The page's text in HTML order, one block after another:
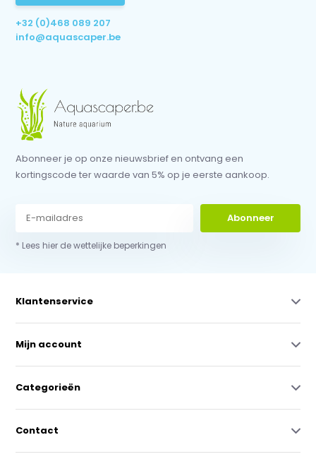
+32 (0)468 089 207
info@aquascaper.be
Abonneer je op onze nieuwsbrief en ontvang een
kortingscode ter waarde van 5% op je eerste aankoop.
Abonneer
* Lees hier de wettelijke beperkingen
Klantenservice
Mijn account
Categorieën
Contact